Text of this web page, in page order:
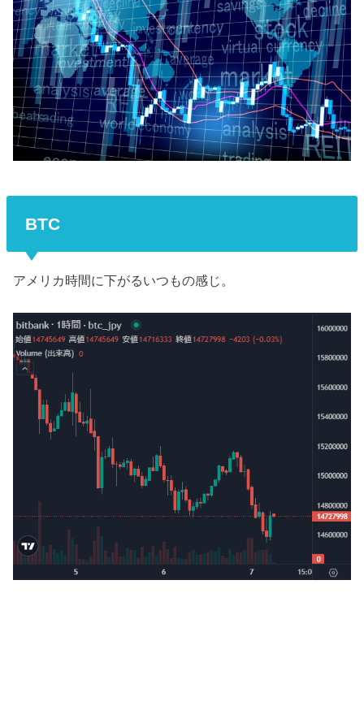
BTC
アメリカ時間に下がるいつもの感じ。